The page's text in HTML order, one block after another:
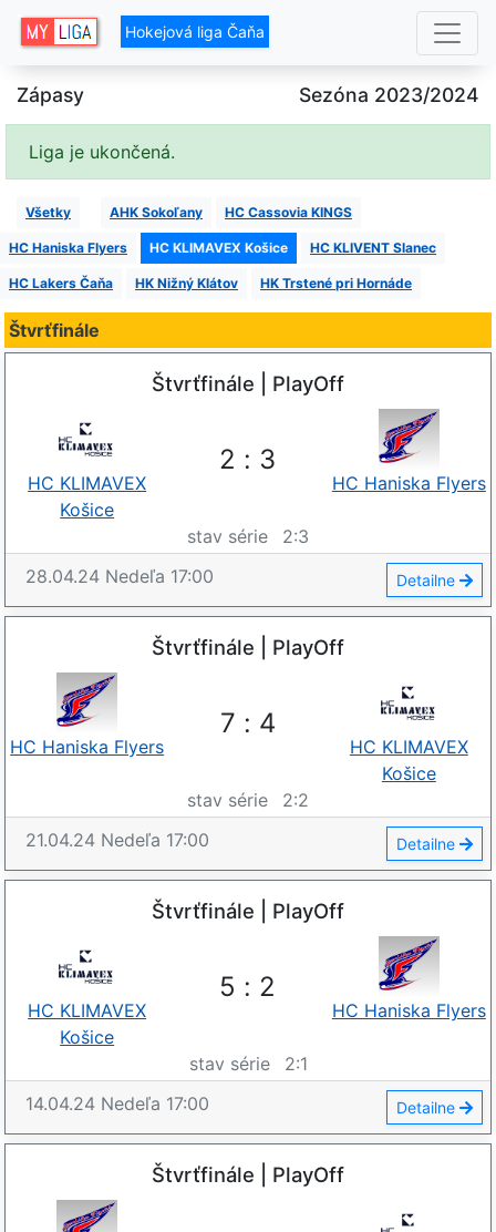
Hokejová liga Čaňa
Zápasy Sezóna 2023/2024
Liga je ukončená.
Všetky AHK Sokoľany HC Cassovia KINGS
HC Haniska Flyers HC KLIMAVEX Košice HC KLIVENT Slanec
HC Lakers Čaňa HK Nižný Klátov HK Trstené pri Hornáde
Štvrťfinále
Štvrťfinále | PlayOff
2 : 3
HC KLIMAVEX
Košice
HC Haniska Flyers
stav série 2:3
28.04.24 Nedeľa 17:00 Detailne
Štvrťfinále | PlayOff
7 : 4
HC Haniska Flyers
HC KLIMAVEX
Košice
stav série
2:2
21.04.24 Nedeľa 17:00 Detailne
Štvrťfinále | PlayOff
5 : 2
HC KLIMAVEX
Košice
HC Haniska Flyers
stav série 2:1
14.04.24 Nedeľa 17:00 Detailne
Štvrťfinále | PlayOff